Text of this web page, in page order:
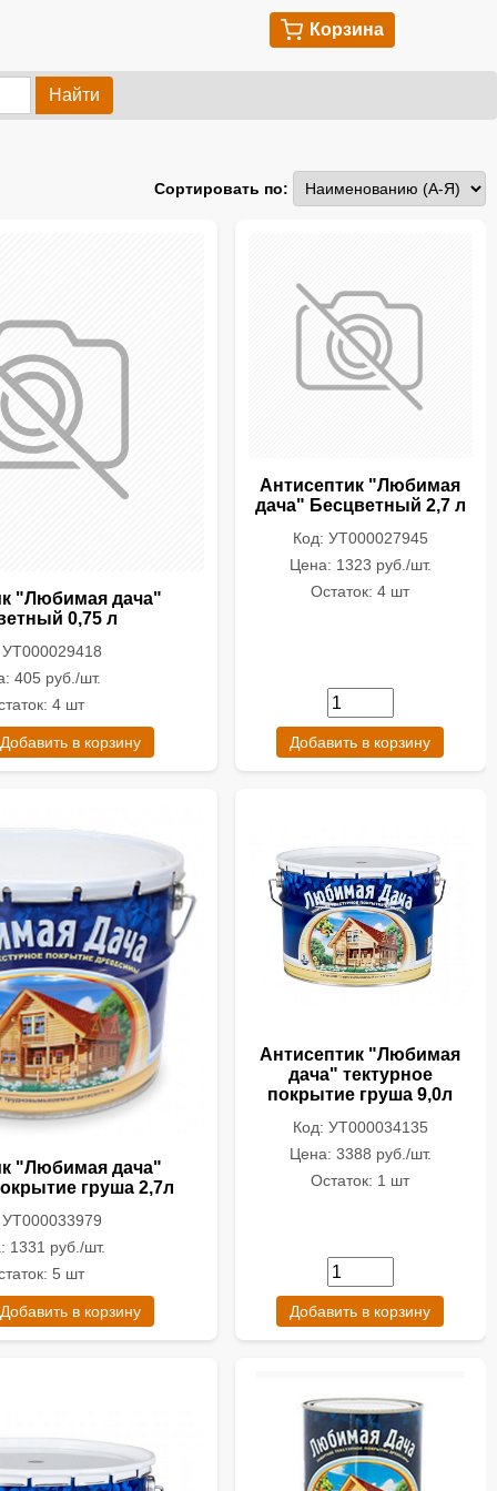
Корзина
Найти
Сортировать по:
"Любимая дача"
0,75 л
405 руб./шт.
4 шт
Добавить в корзину
Антисептик "Любимая
дача" Бесцветный 2,7 л
Код: УТ000027945
Цена: 1323 руб./шт.
Остаток: 4 шт
Добавить в корзину
"Любимая дача"
груша 2,7л
1331 руб./шт.
5 шт
Добавить в корзину
Антисептик "Любимая
дача" тектурное
покрытие груша 9,0л
Код: УТ000034135
Цена: 3388 руб./шт.
Остаток: 1 шт
Добавить в корзину